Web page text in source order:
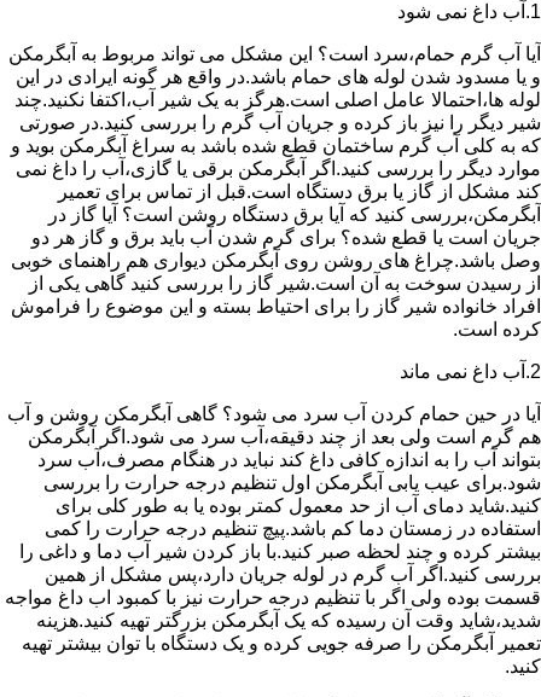
1.آب داغ نمی شود
آیا آب گرم حمام،سرد است؟ این مشکل می تواند مربوط به آبگرمکن
و یا مسدود شدن لوله های حمام باشد.در واقع هر گونه ایرادی در این
لوله ها،احتمالا عامل اصلی است.هرگز به یک شیر آب،اکتفا نکنید.چند
شیر دیگر را نیز باز کرده و جریان آب گرم را بررسی کنید.در صورتی
که به کلی آب گرم ساختمان قطع شده باشد به سراغ آبگرمکن بوید و
موارد دیگر را بررسی کنید.اگر آبگرمکن برقی یا گازی،آب را داغ نمی
کند مشکل از گاز یا برق دستگاه است.قبل از تماس برای تعمیر
آبگرمکن،بررسی کنید که آیا برق دستگاه روشن است؟ آیا گاز در
جریان است یا قطع شده؟ برای گرم شدن آب باید برق و گاز هر دو
وصل باشد.چراغ های روشن روی آبگرمکن دیواری هم راهنمای خوبی
از رسیدن سوخت به آن است.شیر گاز را بررسی کنید گاهی یکی از
افراد خانواده شیر گاز را برای احتیاط بسته و این موضوع را فراموش
کرده است.
2.آب داغ نمی ماند
آیا در حین حمام کردن آب سرد می شود؟ گاهی آبگرمکن روشن و آب
هم گرم است ولی بعد از چند دقیقه،آب سرد می شود.اگر آبگرمکن
بتواند آب را به اندازه کافی داغ کند نباید در هنگام مصرف،آب سرد
شود.برای عیب یابی آبگرمکن اول تنظیم درجه حرارت را بررسی
کنید.شاید دمای آب از حد معمول کمتر بوده یا به طور کلی برای
استفاده در زمستان دما کم باشد.پیچ تنظیم درجه حرارت را کمی
بیشتر کرده و چند لحظه صبر کنید.با باز کردن شیر آب دما و داغی را
بررسی کنید.اگر آب گرم در لوله جریان دارد،پس مشکل از همین
قسمت بوده ولی اگر با تنظیم درجه حرارت نیز با کمبود اب داغ مواجه
شدید،شاید وقت آن رسیده که یک آبگرمکن بزرگتر تهیه کنید.هزینه
تعمیر آبگرمکن را صرفه جویی کرده و یک دستگاه با توان بیشتر تهیه
کنید.